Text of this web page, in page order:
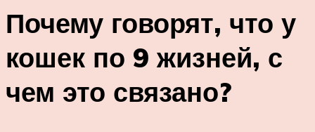
Почему говорят, что у
кошек по 9 жизней, с
чем это связано?